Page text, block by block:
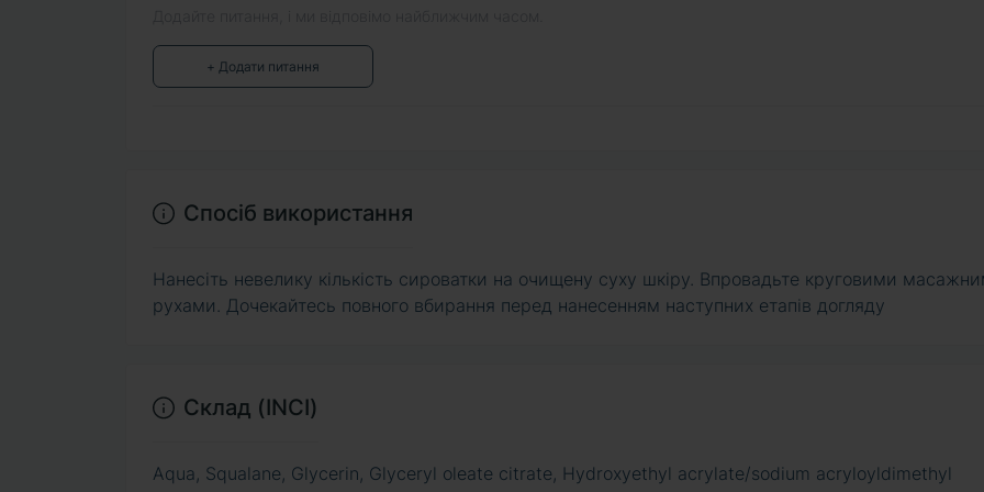
+ Додати питання
Спосіб використання
Нанесіть невелику кількість сироватки на очищену суху шкіру. Впровадьте круговими
рухами. Дочекайтесь повного вбирання перед нанесенням наступних етапів догляду
Склад (INCI)
Aqua, Squalane, Glycerin, Glyceryl oleate citrate, Hydroxyethyl acrylate/sodium acryloyldimethyl